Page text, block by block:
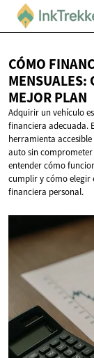
CÓMO
MENSUALES:
MEJOR PLAN
Adquirir un vehículo
financiera adecuada.
herramienta
auto sin
entender cómo
cumplir y cómo elegir
financiera personal.